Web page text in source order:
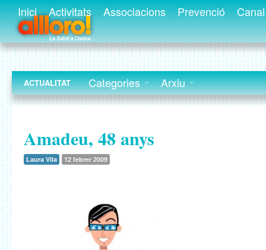
Inici Activitats Associacions Prevenció
ACTUALITAT Categories Arxiu
Amadeu, 48 anys
Laura Vila 12 febrer 2009